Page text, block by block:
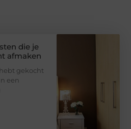
die je
afmaken
gekocht
een